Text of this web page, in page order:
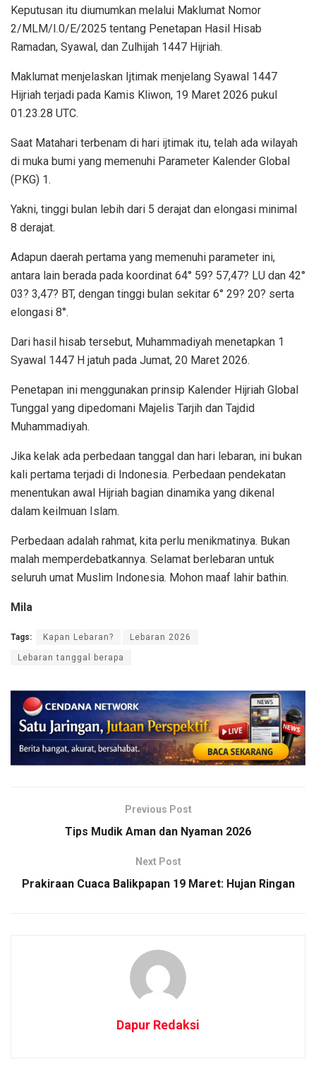
Keputusan itu diumumkan melalui Maklumat Nomor
2/MLM/I.0/E/2025 tentang Penetapan Hasil Hisab
Ramadan, Syawal, dan Zulhijah 1447 Hijriah.
Maklumat menjelaskan Ijtimak menjelang Syawal 1447
Hijriah terjadi pada Kamis Kliwon, 19 Maret 2026 pukul
01.23.28 UTC.
Saat Matahari terbenam di hari ijtimak itu, telah ada wilayah
di muka bumi yang memenuhi Parameter Kalender Global
(PKG) 1.
Yakni, tinggi bulan lebih dari 5 derajat dan elongasi minimal
8 derajat.
Adapun daerah pertama yang memenuhi parameter ini,
antara lain berada pada koordinat 64° 59? 57,47? LU dan 42°
03? 3,47? BT, dengan tinggi bulan sekitar 6° 29? 20? serta
elongasi 8°.
Dari hasil hisab tersebut, Muhammadiyah menetapkan 1
Syawal 1447 H jatuh pada Jumat, 20 Maret 2026.
Penetapan ini menggunakan prinsip Kalender Hijriah Global
Tunggal yang dipedomani Majelis Tarjih dan Tajdid
Muhammadiyah.
Jika kelak ada perbedaan tanggal dan hari lebaran, ini bukan
kali pertama terjadi di Indonesia. Perbedaan pendekatan
menentukan awal Hijriah bagian dinamika yang dikenal
dalam keilmuan Islam.
Perbedaan adalah rahmat, kita perlu menikmatinya. Bukan
malah memperdebatkannya. Selamat berlebaran untuk
seluruh umat Muslim Indonesia. Mohon maaf lahir bathin.
Mila
Tags: Kapan Lebaran? Lebaran 2026
Lebaran tanggal berapa
Previous Post
Tips Mudik Aman dan Nyaman 2026
Next Post
Prakiraan Cuaca Balikpapan 19 Maret: Hujan Ringan
Dapur Redaksi